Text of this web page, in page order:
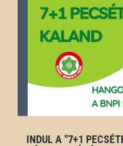
INDUL A "7+1